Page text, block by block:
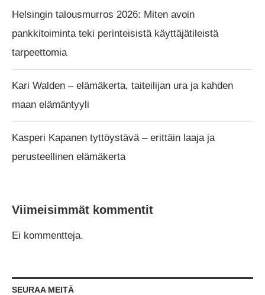
Helsingin talousmurros 2026: Miten avoin
pankkitoiminta teki perinteisistä käyttäjätileistä
tarpeettomia
Kari Walden – elämäkerta, taiteilijan ura ja kahden
maan elämäntyyli
Kasperi Kapanen tyttöystävä – erittäin laaja ja
perusteellinen elämäkerta
Viimeisimmät kommentit
Ei kommentteja.
SEURAA MEITÄ